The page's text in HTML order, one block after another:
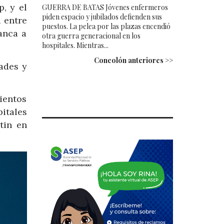
y el
entre
a
y
en
GUERRA DE BATAS Jóvenes enfermeros
piden espacio y jubilados defienden sus
puestos. La pelea por las plazas encendió
otra guerra generacional en los
hospitales. Mientras...
Concolón anteriores >>